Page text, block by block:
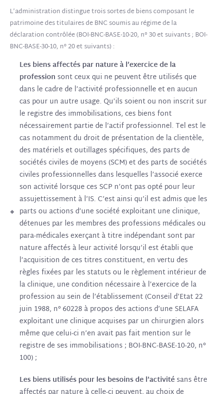
L’administration distingue trois sortes de biens composant le
patrimoine des titulaires de BNC soumis au régime de la
déclaration contrôlée (BOI-BNC-BASE-10-20, n° 30 et suivants ; BOI-
BNC-BASE-30-10, n° 20 et suivants) :
Les biens affectés par nature à l’exercice de la
profession sont ceux qui ne peuvent être utilisés que
dans le cadre de l’activité professionnelle et en aucun
cas pour un autre usage. Qu’ils soient ou non inscrit sur
le registre des immobilisations, ces biens font
nécessairement partie de l’actif professionnel. Tel est le
cas notamment du droit de présentation de la clientèle,
des matériels et outillages spécifiques, des parts de
sociétés civiles de moyens (SCM) et des parts de sociétés
civiles professionnelles dans lesquelles l’associé exerce
son activité lorsque ces SCP n’ont pas opté pour leur
assujettissement à l’IS. C’est ainsi qu’il est admis que les
parts ou actions d’une société exploitant une clinique,
détenues par les membres des professions médicales ou
para-médicales exerçant à titre indépendant sont par
nature affectés à leur activité lorsqu’il est établi que
l’acquisition de ces titres constituent, en vertu des
règles fixées par les statuts ou le règlement intérieur de
la clinique, une condition nécessaire à l’exercice de la
profession au sein de l’établissement (Conseil d’Etat 22
juin 1988, n° 60228 à propos des actions d’une SELAFA
exploitant une clinique acquises par un chirurgien alors
même que celui-ci n’en avait pas fait mention sur le
registre de ses immobilisations ; BOI-BNC-BASE-10-20, n°
100) ;
Les biens utilisés pour les besoins de l’activité sans être